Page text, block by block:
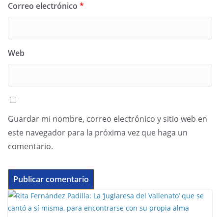
Correo electrónico *
Web
Guardar mi nombre, correo electrónico y sitio web en
este navegador para la próxima vez que haga un
comentario.